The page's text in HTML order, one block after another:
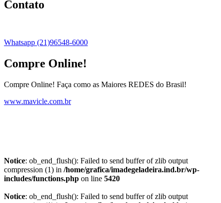
Contato
Whatsapp (21)96548-6000
Compre Online!
Compre Online! Faça como as Maiores REDES do Brasil!
www.mavicle.com.br
Notice: ob_end_flush(): Failed to send buffer of zlib output
compression (1) in /home/grafica/imadegeladeira.ind.br/wp-
includes/functions.php on line 5420
Notice: ob_end_flush(): Failed to send buffer of zlib output